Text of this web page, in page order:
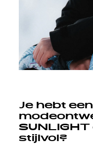
Je hebt
stijlvol?